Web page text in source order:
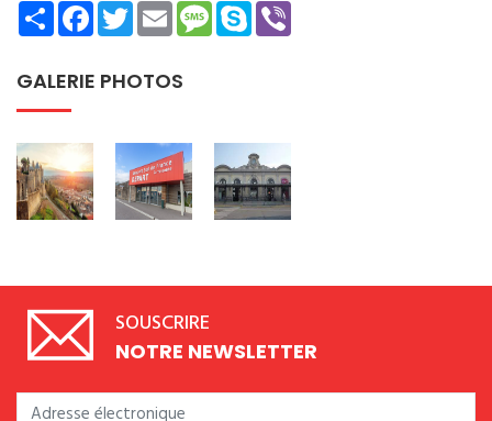
ShareFacebookTwitterEmailMessage
Skype
GALERIE PHOTOS
SOUSCRIRE
NOTRE NEWSLETTER